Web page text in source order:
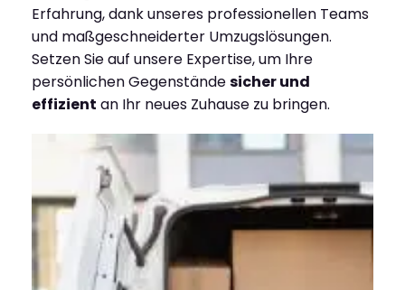
Erfahrung, dank unseres professionellen Teams
und maßgeschneiderter Umzugslösungen.
Setzen Sie auf unsere Expertise, um Ihre
persönlichen Gegenständesicher und
effizient an Ihr neues Zuhause zu bringen.